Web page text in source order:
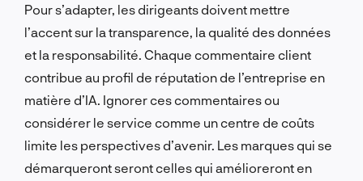
Pour s’adapter, les dirigeants doivent mettre
l’accent sur la transparence, la qualité des données
et la responsabilité. Chaque commentaire client
contribue au profil de réputation de l’entreprise en
matière d’IA. Ignorer ces commentaires ou
considérer le service comme un centre de coûts
limite les perspectives d’avenir. Les marques qui se
démarqueront seront celles qui amélioreront en